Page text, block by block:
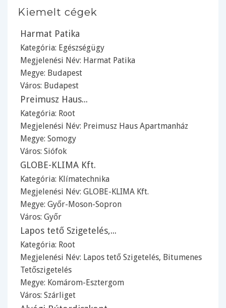
Kiemelt cégek
Harmat Patika
Kategória: Egészségügy
Megjelenési Név: Harmat Patika
Megye: Budapest
Város: Budapest
Preimusz Haus...
Kategória: Root
Megjelenési Név: Preimusz Haus Apartmanház
Megye: Somogy
Város: Siófok
GLOBE-KLIMA Kft.
Kategória: Klímatechnika
Megjelenési Név: GLOBE-KLIMA Kft.
Megye: Győr-Moson-Sopron
Város: Győr
Lapos tető Szigetelés,...
Kategória: Root
Megjelenési Név: Lapos tető Szigetelés, Bitumenes
Tetőszigetelés
Megye: Komárom-Esztergom
Város: Szárliget